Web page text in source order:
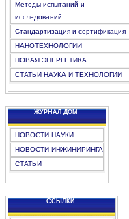
Методы испытаний и
исследований
Стандартизация и сертификация
НАНОТЕХНОЛОГИИ
НОВАЯ ЭНЕРГЕТИКА
СТАТЬИ НАУКА И ТЕХНОЛОГИИ
ЖУРНАЛ ДОМ
НОВОСТИ НАУКИ
НОВОСТИ ИНЖИНИРИНГА
СТАТЬИ
CCЫЛКИ